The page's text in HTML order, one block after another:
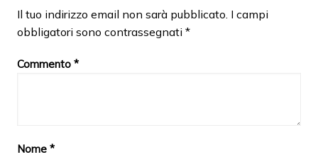
Il tuo indirizzo email non sarà pubblicato. I campi
obbligatori sono contrassegnati *
Commento *
Nome *